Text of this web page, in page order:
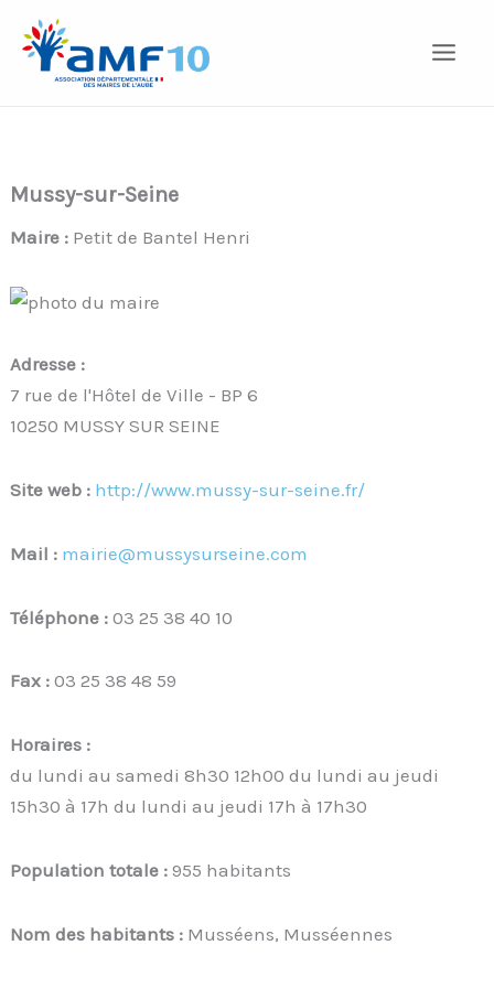
contenu
Mussy-sur-Seine
Maire : Petit de Bantel Henri
Adresse :
7 rue de l'Hôtel de Ville - BP 6
10250 MUSSY SUR SEINE
Site web : http://www.mussy-sur-seine.fr/
Mail : mairie@mussysurseine.com
Téléphone :03 25 38 40 10
Fax :03 25 38 48 59
Horaires :
du lundi au samedi 8h30 12h00 du lundi au jeudi
15h30 à 17h du lundi au jeudi 17h à 17h30
Population totale :955 habitants
Nom des habitants : Musséens, Musséennes